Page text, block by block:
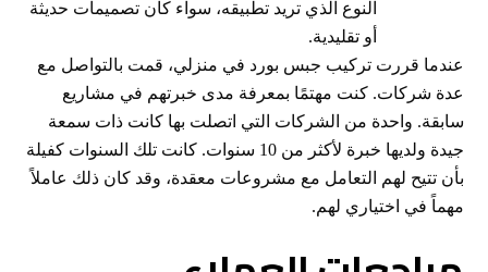
النوع الذي تريد تطبيقه، سواء كان تصميمات حديثة
أو تقليدية.
عندما قررت تركيب جبس بورد في منزلي، قمت بالتواصل مع
عدة شركات. كنت مهتمًا بمعرفة مدى خبرتهم في مشاريع
سابقة. واحدة من الشركات التي اتصلت بها كانت ذات سمعة
جيدة ولديها خبرة لأكثر من 10 سنوات. كانت تلك السنوات كفيلة
بأن تتيح لهم التعامل مع مشروعات معقدة، وقد كان ذلك عاملاً
مهماً في اختياري لهم.